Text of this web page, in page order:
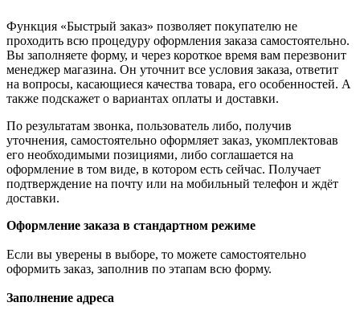
Функция «Быстрый заказ» позволяет покупателю не
проходить всю процедуру оформления заказа самостоятельно.
Вы заполняете форму, и через короткое время вам перезвонит
менеджер магазина. Он уточнит все условия заказа, ответит
на вопросы, касающиеся качества товара, его особенностей. А
также подскажет о вариантах оплаты и доставки.
По результатам звонка, пользователь либо, получив
уточнения, самостоятельно оформляет заказ, укомплектовав
его необходимыми позициями, либо соглашается на
оформление в том виде, в котором есть сейчас. Получает
подтверждение на почту или на мобильный телефон и ждёт
доставки.
Оформление заказа в стандартном режиме
Если вы уверены в выборе, то можете самостоятельно
оформить заказ, заполнив по этапам всю форму.
Заполнение адреса